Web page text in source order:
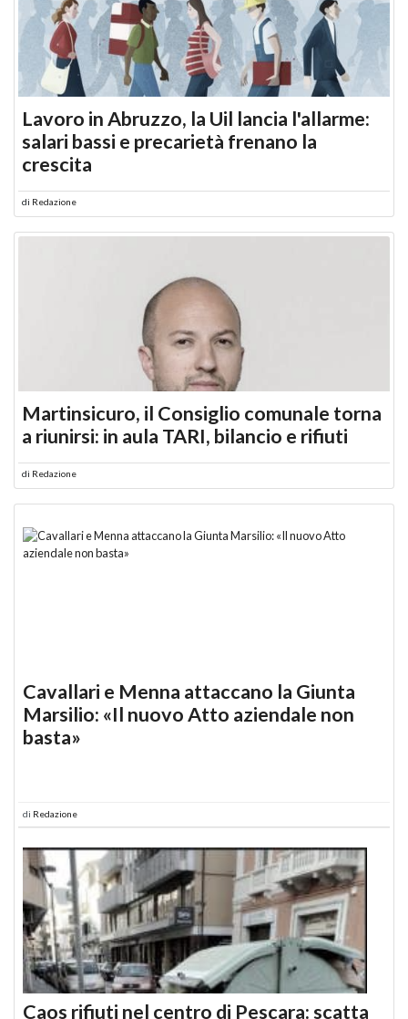
Lavoro in Abruzzo, la Uil lancia l'allarme:
salari bassi e precarietà frenano la
crescita
di Redazione
Martinsicuro, il Consiglio comunale torna
a riunirsi: in aula TARI, bilancio e rifiuti
di Redazione
Cavallari e Menna attaccano la Giunta
Marsilio: «Il nuovo Atto aziendale non
basta»
di Redazione
Caos rifiuti nel centro di Pescara: scatta